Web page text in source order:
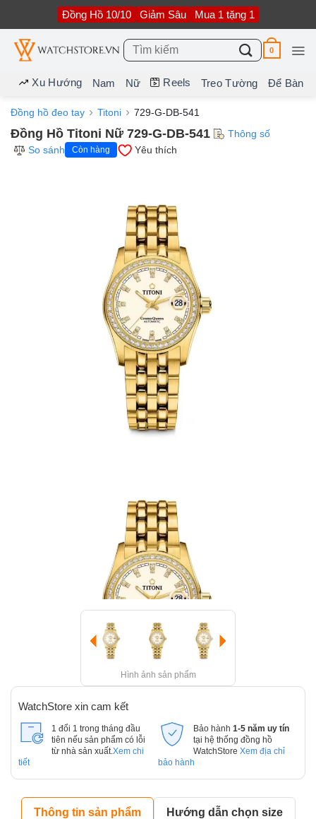
nội
dung
Đồng Hồ 10/10 Giảm Sâu Mua 1 tặng 1
Tìm
kiếm:
0
Xu Hướng Nam Nữ Reels Treo Tường Để Bàn
Đồng hồ đeo tay Titoni 729-G-DB-541
Đồng Hồ Titoni Nữ 729-G-DB-541
Thông số
So sánh
Còn hàng Yêu thích
Hình ảnh sản phẩm
WatchStore xin cam kết
1 đổi 1 trong tháng đầu
tiên nếu sản phẩm có lỗi
từ nhà sản xuất. Xem chi
tiết
Bảo hành 1-5 năm uy tín
tại hệ thống đồng hồ
WatchStore Xem địa chỉ
bảo hành
Thông tin sản phẩm Hướng dẫn chọn size